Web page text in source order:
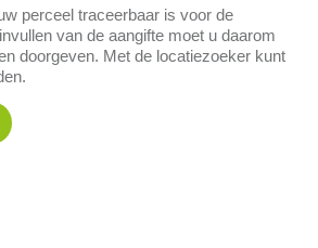
perceel traceerbaar is voor de
van de aangifte moet u daarom
doorgeven. Met de locatiezoeker kunt